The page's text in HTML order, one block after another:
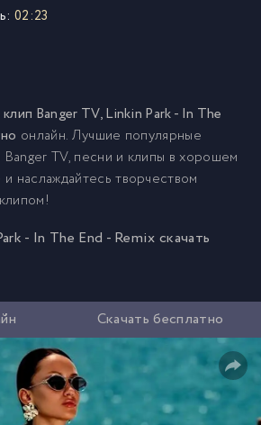
02:23
клип Banger TV, Linkin Park - In The
онлайн. Лучшие популярные
TV, песни и клипы в хорошем
наслаждайтесь творчеством
- In The End - Remix скачать
Скачать бесплатно